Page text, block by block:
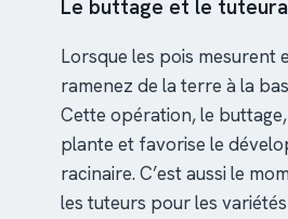
Le buttage et le
Lorsque les pois mesurent
ramenez de la terre à la
Cette opération, le
plante et favorise le
racinaire. C’est aussi le
les tuteurs pour les